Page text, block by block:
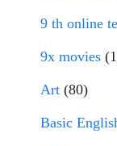
9 th online
9x movies
Art (80)
Basic